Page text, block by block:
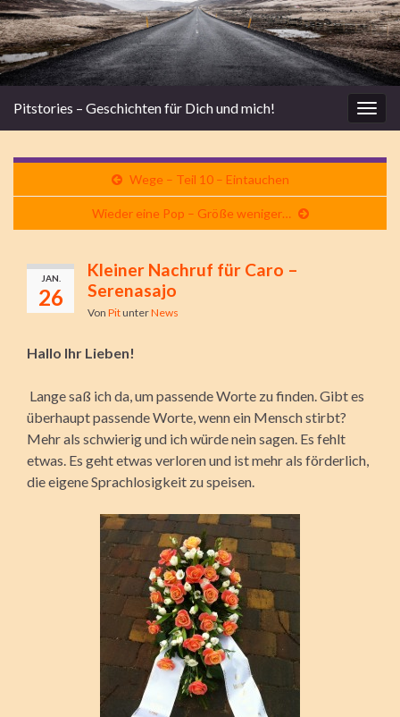
Pitstories – Geschichten für Dich und mich!
Wege – Teil 10 – Eintauchen
Wieder eine Pop – Größe weniger…
JAN.
26
Kleiner Nachruf für Caro –
Serenasajo
Von PitunterNews
Hallo Ihr Lieben!
Lange saß ich da, um passende Worte zu finden. Gibt es
überhaupt passende Worte, wenn ein Mensch stirbt?
Mehr als schwierig und ich würde nein sagen. Es fehlt
etwas. Es geht etwas verloren und ist mehr als förderlich,
die eigene Sprachlosigkeit zu speisen.